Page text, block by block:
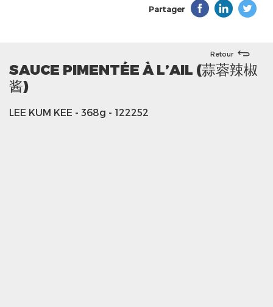
Partager
Retour
SAUCE PIMENTÉE À L’AIL (蒜蓉辣椒
酱)
LEE KUM KEE - 368g - 122252